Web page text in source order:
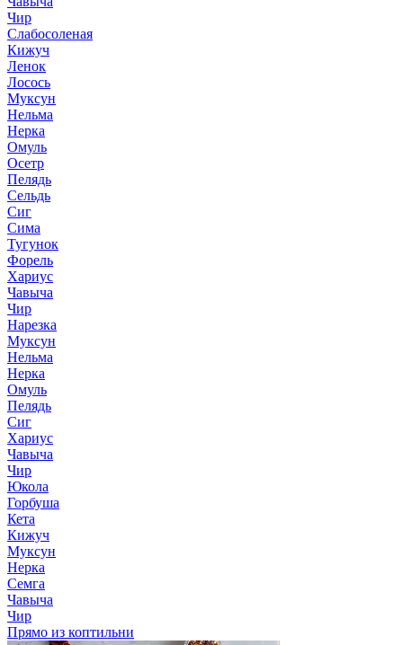
Чир
Слабосоленая
Кижуч
Ленок
Лосось
Муксун
Нельма
Нерка
Омуль
Осетр
Пелядь
Сельдь
Сиг
Сима
Тугунок
Форель
Хариус
Чавыча
Чир
Нарезка
Муксун
Нельма
Нерка
Омуль
Пелядь
Сиг
Хариус
Чавыча
Чир
Юкола
Горбуша
Кета
Кижуч
Муксун
Нерка
Семга
Чавыча
Чир
Прямо из коптильни